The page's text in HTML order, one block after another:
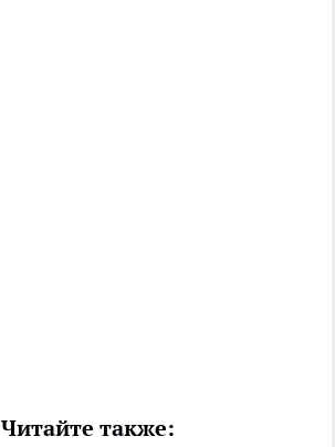
Читайте также: